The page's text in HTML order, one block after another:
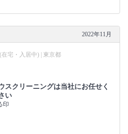
2022年11月
宅・入居中) | 東京都
スクリーニングは当社にお任せく
い
印